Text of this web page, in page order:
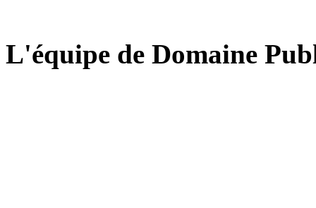
L'équipe de Domaine